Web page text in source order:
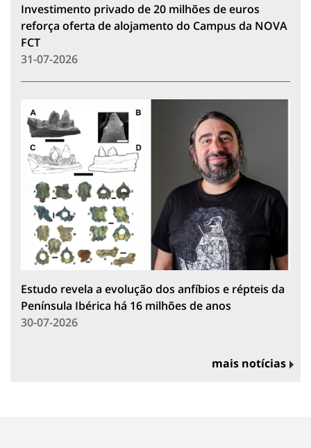
Investimento privado de 20 milhões de euros
reforça oferta de alojamento do Campus da NOVA
FCT
31-07-2026
Estudo revela a evolução dos anfíbios e répteis da
Península Ibérica há 16 milhões de anos
30-07-2026
mais notícias